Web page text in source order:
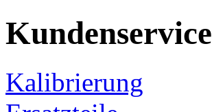
Kundenservice
Kalibrierung